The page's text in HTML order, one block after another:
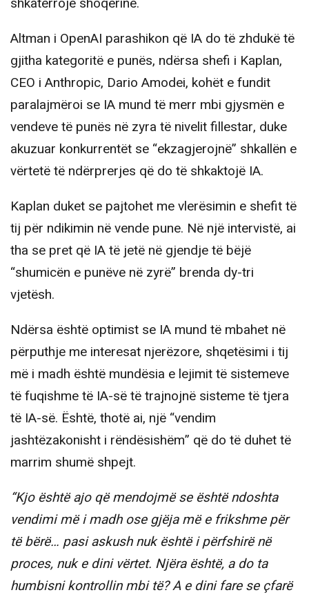
Altman i OpenAI parashikon që IA do të zhdukë të
gjitha kategoritë e punës, ndërsa shefi i Kaplan,
CEO i Anthropic, Dario Amodei, kohët e fundit
paralajmëroi se IA mund të merr mbi gjysmën e
vendeve të punës në zyra të nivelit fillestar, duke
akuzuar konkurrentët se “ekzagjerojnë” shkallën e
vërtetë të ndërprerjes që do të shkaktojë IA.
Kaplan duket se pajtohet me vlerësimin e shefit të
tij për ndikimin në vende pune. Në një intervistë, ai
tha se pret që IA të jetë në gjendje të bëjë
“shumicën e punëve në zyrë” brenda dy-tri
vjetësh.
Ndërsa është optimist se IA mund të mbahet në
përputhje me interesat njerëzore, shqetësimi i tij
më i madh është mundësia e lejimit të sistemeve
të fuqishme të IA-së të trajnojnë sisteme të tjera
të IA-së. Është, thotë ai, një “vendim
jashtëzakonisht i rëndësishëm” që do të duhet të
marrim shumë shpejt.
“Kjo është ajo që mendojmë se është ndoshta
vendimi më i madh ose gjëja më e frikshme për
të bërë… pasi askush nuk është i përfshirë në
proces, nuk e dini vërtet. Njëra është, a do ta
humbisni kontrollin mbi të? A e dini fare se çfarë